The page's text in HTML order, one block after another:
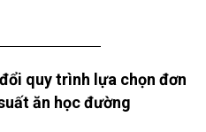
quy trình lựa chọn đơn
ăn học đường